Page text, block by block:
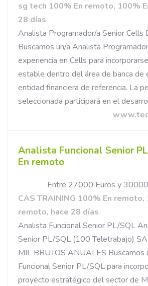
sg tech 100% En remoto, 100%
28 días
Analista Programador/a Senior Cells
Buscamos un/a Analista
experiencia en Cells para
estable dentro del área de banca de
entidad financiera de referencia. La
seleccionada participará en el
Analista Funcional Senior
En remoto
Entre 27000 Euros y
CAS TRAINING 100% En remoto,
remoto, hace 28 días
Analista Funcional Senior PL/SQL
Senior PL/SQL (100 Teletrabajo)
MIL BRUTOS ANUALES Buscamos
Funcional Senior PL/SQL para
proyecto estratégico del sector de